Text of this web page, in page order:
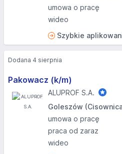
umowa o pracę
wideo
Szybkie
Pakowacz (k/m)
ALUPROF S.A.
Goleszów
umowa o pracę
praca od zaraz
wideo
Dodana 4 sierpnia